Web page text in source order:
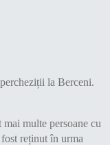
multe persoane cu
reținut în urma